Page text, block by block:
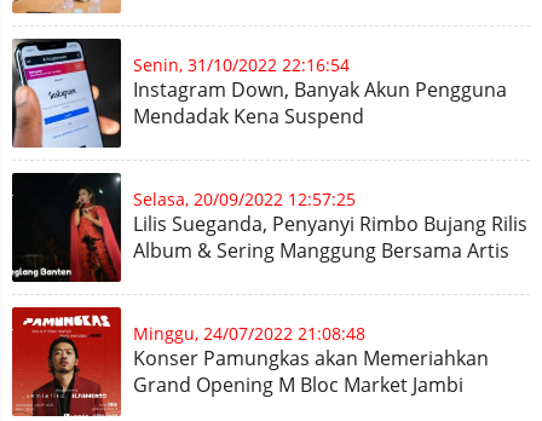
Senin, 31/10/2022 22:16:54
Instagram Down, Banyak Akun Pengguna
Mendadak Kena Suspend
Selasa, 20/09/2022 12:57:25
Lilis Sueganda, Penyanyi Rimbo Bujang Rilis
Album & Sering Manggung Bersama Artis
Minggu, 24/07/2022 21:08:48
Konser Pamungkas akan Memeriahkan
Grand Opening M Bloc Market Jambi